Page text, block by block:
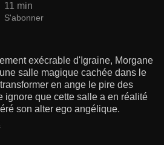
11 min
S'abonner
exécrable d'Igraine, Morgane
salle magique cachée dans le
en ange le pire des
ignore que cette salle a en réalité
son alter ego angélique.